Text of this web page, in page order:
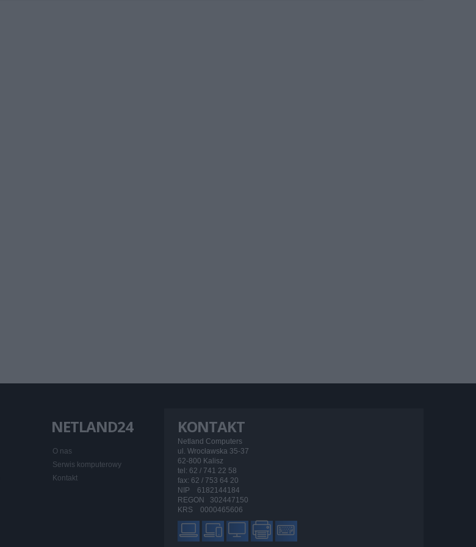
KONTAKT
Netland Computers
ul. Wrocławska 35-37
62-800 Kalisz
tel: 62 / 741 22 58
fax: 62 / 753 64 20
NIP 6182144184
REGON 302447150
KRS 0000465606
NETLAND24
O nas
Serwis komputerowy
Kontakt